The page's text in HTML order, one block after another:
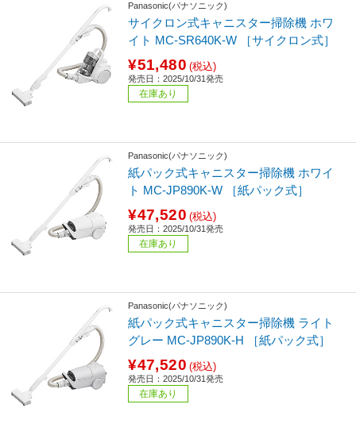
Panasonic(パナソニック)
サイクロン式キャニスター掃除機 ホワ
イト MC-SR640K-W ［サイクロン式］
¥51,480 (税込)
発売日：2025/10/31発売
在庫あり
Panasonic(パナソニック)
紙パック式キャニスター掃除機 ホワイ
ト MC-JP890K-W ［紙パック式］
¥47,520 (税込)
発売日：2025/10/31発売
在庫あり
Panasonic(パナソニック)
紙パック式キャニスター掃除機 ライト
グレー MC-JP890K-H ［紙パック式］
¥47,520 (税込)
発売日：2025/10/31発売
在庫あり